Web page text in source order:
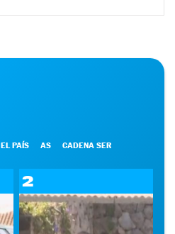
EL PAÍS AS CADENA SER
2